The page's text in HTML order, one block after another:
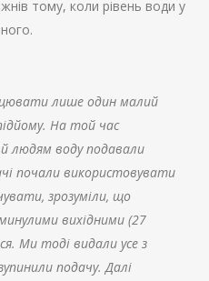
тому, коли рівень води у
лише один малий
На той час
й людям воду подавали
почали використовувати
зрозуміли, що
вихідними (27
Ми тоді видали усе з
подачу. Далі